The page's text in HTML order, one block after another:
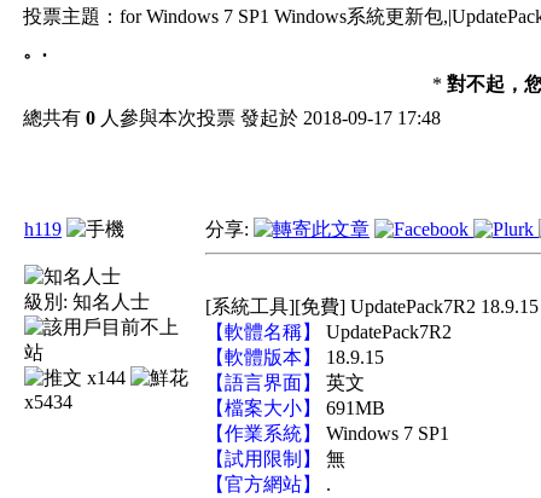
投票主題：for Windows 7 SP1 Windows系統更新包
。.
* 對不起，
總共有 0 人參與本次投票 發起於 2018-09-17 17:48
h119
級別: 知名人士
x144
x5434
分享:
[系統工具][免費] UpdatePack7R2
【軟體名稱】
UpdatePack7R2
【軟體版本】
18.9.15
【語言界面】
英文
【檔案大小】
691MB
【作業系統】
Windows 7 SP1
【試用限制】
無
【官方網站】
.